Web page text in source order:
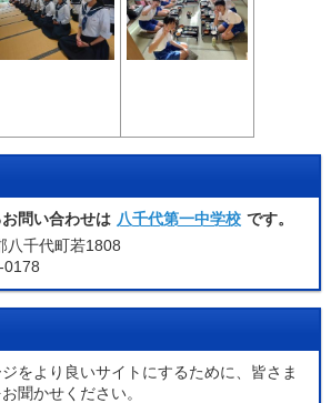
問い合わせは 八千代第一中学校 です。
千代町若1808
0178
をより良いサイトにするために、皆さま
聞かせください。